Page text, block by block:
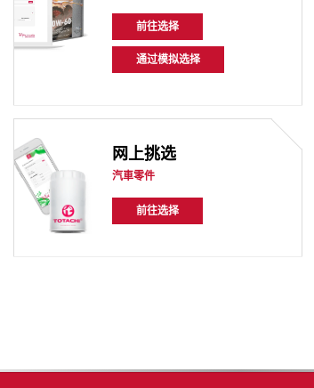
前往选择
通过模拟选择
网上挑选
汽車零件
前往选择